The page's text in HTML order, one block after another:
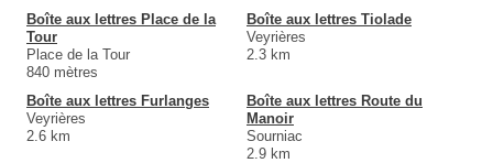
Boîte aux lettres Place de la
Tour
Place de la Tour
840 mètres
Boîte aux lettres Tiolade
Veyrières
2.3 km
Boîte aux lettres Furlanges
Veyrières
2.6 km
Boîte aux lettres Route du
Manoir
Sourniac
2.9 km